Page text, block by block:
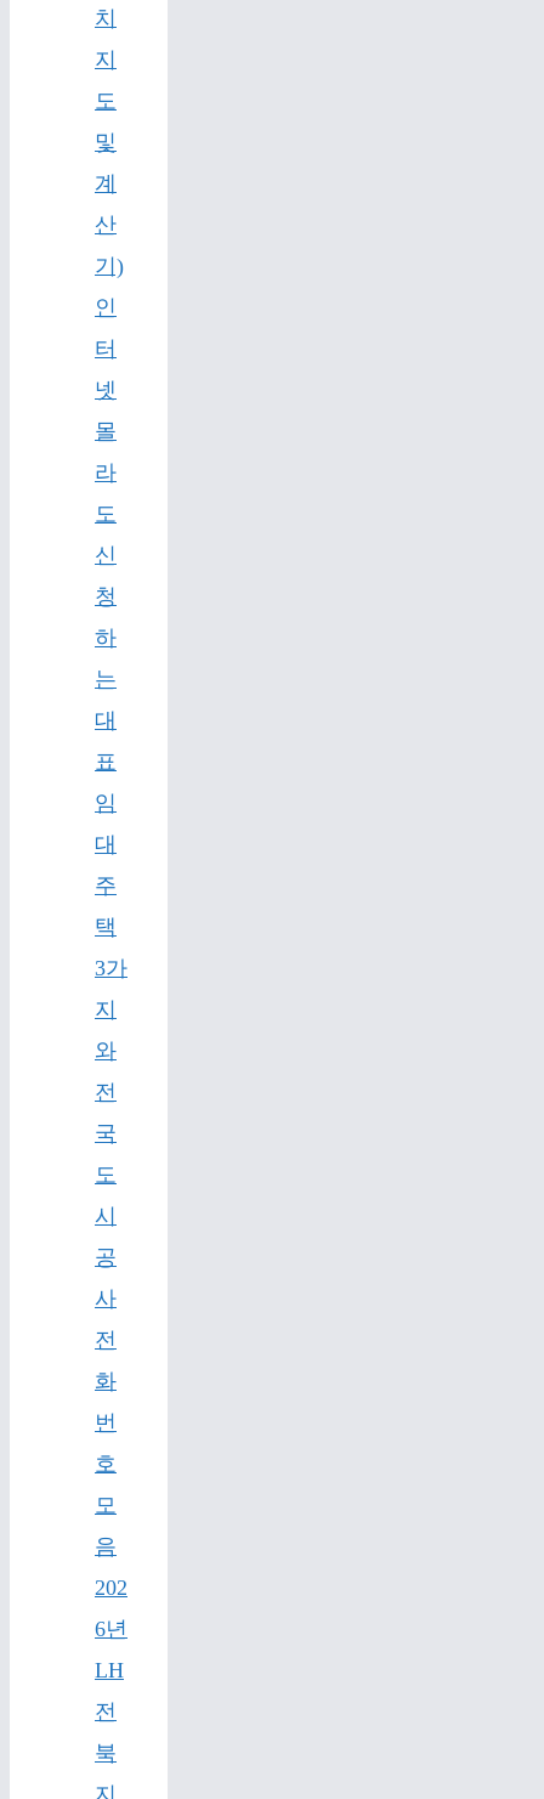
치
지
도
및
계
산
기)
인
터
넷
몰
라
도
신
청
하
는
대
표
임
대
주
택
3가
지
와
전
국
도
시
공
사
전
화
번
호
모
음
202
6년
LH
전
북
지